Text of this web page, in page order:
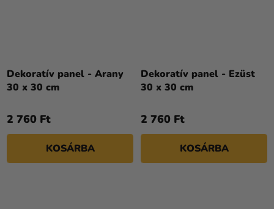
Dekoratív panel - Arany
30 x 30 cm
2 760 Ft
KOSÁRBA
Dekoratív panel - Ezüst
30 x 30 cm
2 760 Ft
KOSÁRBA